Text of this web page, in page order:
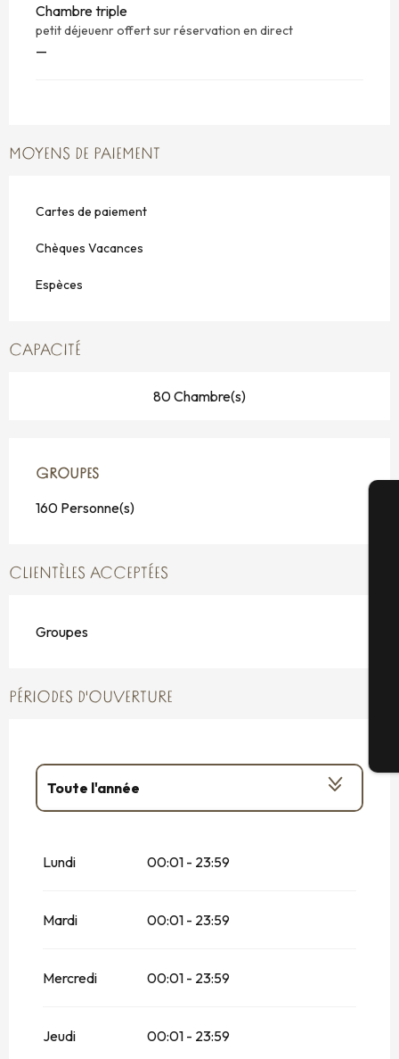
Chambre triple
petit déjeuenr offert sur réservation en direct
—
MOYENS DE PAIEMENT
Cartes de paiement
Chèques Vacances
Espèces
CAPACITÉ
80 Chambre(s)
GROUPES
GROUPES
160 Personne(s)
CLIENTÈLES ACCEPTÉES
Groupes
PÉRIODES D'OUVERTURE
Toute l'année
Toute l'année 2029
Lundi 00:01 - 23:59
Mardi 00:01 - 23:59
Mercredi 00:01 - 23:59
Jeudi 00:01 - 23:59